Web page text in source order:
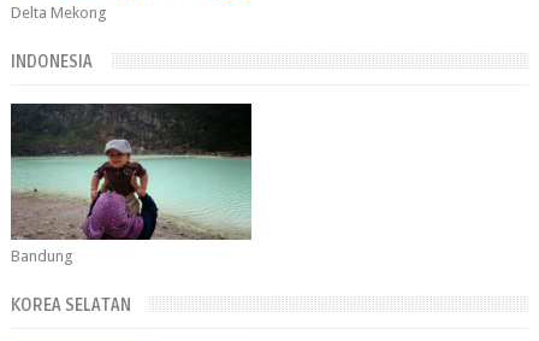
Delta Mekong
INDONESIA
Bandung
KOREA SELATAN